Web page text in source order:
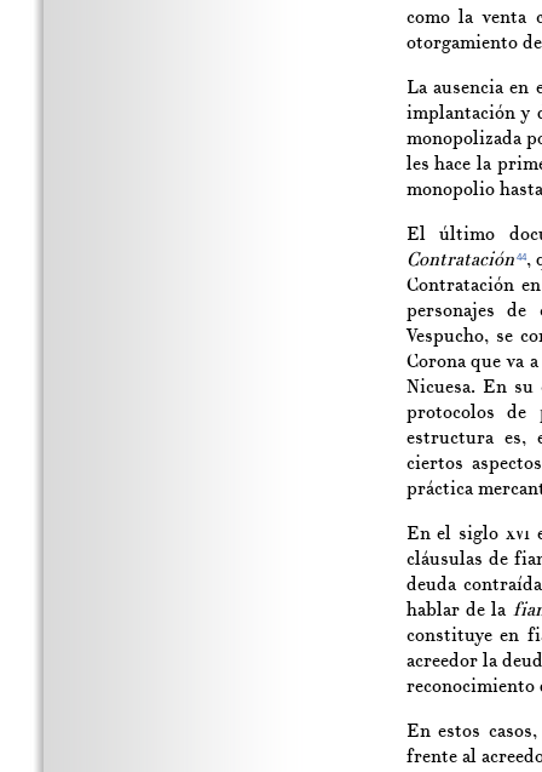
como la venta
otorgamiento
La ausencia en
implantación y
monopolizada
les hace la
monopolio
El último
Contratación 44,
Contratación
personajes
Vespucho, se
Corona que va
Nicuesa. En su
protocolos
estructura es,
ciertos
práctica
En el sigloxvi
cláusulas de
deuda
hablar de la
constituye en
acreedor la
reconocimiento
En estos
frente al